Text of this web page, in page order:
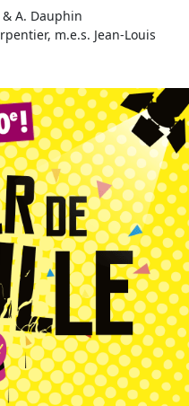
& A. Dauphin
m.e.s. Jean-Louis